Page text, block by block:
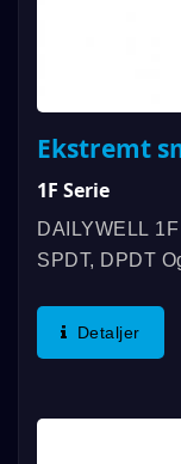
Ekstremt
1F Serie
DAILYWELL
SPDT, DPDT
3A/30VDC, Og
Mekanisk
Detaljer